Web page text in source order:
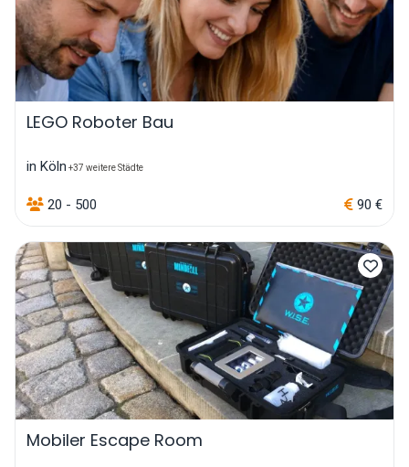
LEGO Roboter Bau
in Köln +37 weitere Städte
20 - 500 90 €
Mobiler Escape Room